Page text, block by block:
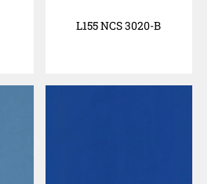
L155 NCS 3020-B